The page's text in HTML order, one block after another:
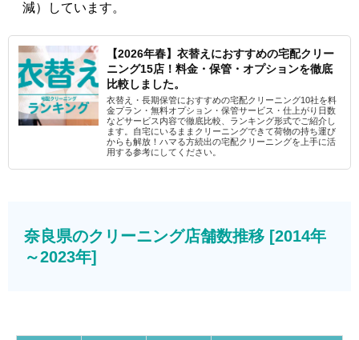
減）しています。
【2026年春】衣替えにおすすめの宅配クリー
ニング15店！料金・保管・オプションを徹底
比較しました。
衣替え・長期保管におすすめの宅配クリーニング10社を料
金プラン・無料オプション・保管サービス・仕上がり日数
などサービス内容で徹底比較、ランキング形式でご紹介し
ます。自宅にいるままクリーニングできて荷物の持ち運び
からも解放！ハマる方続出の宅配クリーニングを上手に活
用する参考にしてください。
奈良県のクリーニング店舗数推移 [2014年
～2023年]